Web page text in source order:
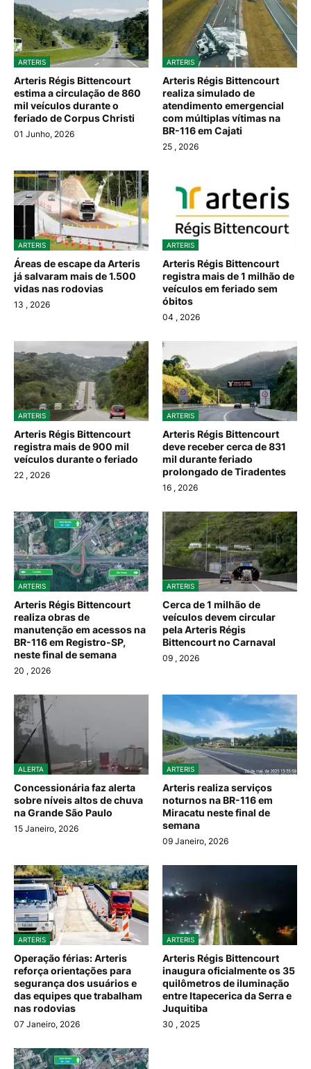
ARTERIS
Arteris Régis Bittencourt
estima a circulação de 860
mil veículos durante o
feriado de Corpus Christi
01 Junho, 2026
ARTERIS
Arteris Régis Bittencourt
realiza simulado de
atendimento emergencial
com múltiplas vítimas na
BR-116 em Cajati
25 , 2026
ARTERIS
Áreas de escape da Arteris
já salvaram mais de 1.500
vidas nas rodovias
13 , 2026
ARTERIS
Arteris Régis Bittencourt
registra mais de 1 milhão de
veículos em feriado sem
óbitos
04 , 2026
ARTERIS
Arteris Régis Bittencourt
registra mais de 900 mil
veículos durante o feriado
22 , 2026
ARTERIS
Arteris Régis Bittencourt
deve receber cerca de 831
mil durante feriado
prolongado de Tiradentes
16 , 2026
ARTERIS
Arteris Régis Bittencourt
realiza obras de
manutenção em acessos na
BR-116 em Registro-SP,
neste final de semana
20 , 2026
ARTERIS
Cerca de 1 milhão de
veículos devem circular
pela Arteris Régis
Bittencourt no Carnaval
09 , 2026
ALERTA
Concessionária faz alerta
sobre níveis altos de chuva
na Grande São Paulo
15 Janeiro, 2026
ARTERIS
Arteris realiza serviços
noturnos na BR-116 em
Miracatu neste final de
semana
09 Janeiro, 2026
ARTERIS
Operação férias: Arteris
reforça orientações para
segurança dos usuários e
das equipes que trabalham
nas rodovias
07 Janeiro, 2026
ARTERIS
Arteris Régis Bittencourt
inaugura oficialmente os 35
quilômetros de iluminação
entre Itapecerica da Serra e
Juquitiba
30 , 2025